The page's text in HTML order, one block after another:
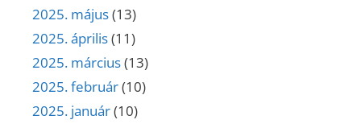
2025. május(13)
2025. április(11)
2025. március(13)
2025. február(10)
2025. január(10)